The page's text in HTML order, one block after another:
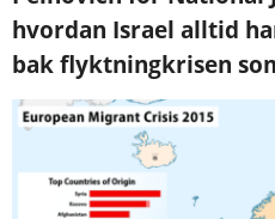
hvordan Israel alltid
bak flyktningkrisen